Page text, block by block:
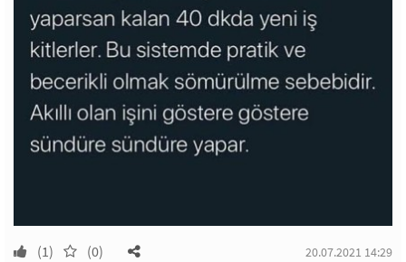
(1) (0) 20.07.2021 14:29